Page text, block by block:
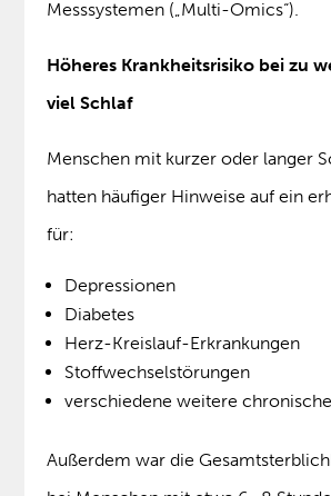
Messsystemen („Multi-Omics“).
Höheres Krankheitsrisiko bei zu
viel Schlaf
Menschen mit kurzer oder langer
hatten häufiger Hinweise auf ein
für:
Depressionen
Diabetes
Herz-Kreislauf-Erkrankungen
Stoffwechselstörungen
verschiedene weitere
Außerdem war die